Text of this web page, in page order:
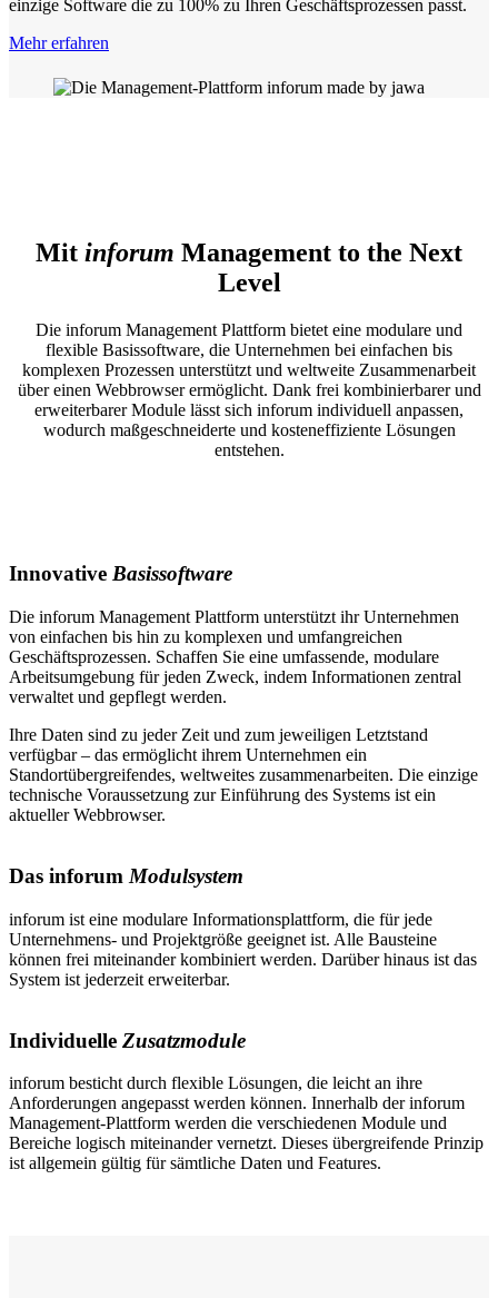
einzige Software die zu 100% zu Ihren Geschäftsprozessen passt.
Mehr erfahren
Mit inforum Management to the Next
Level
Die inforum Management Plattform bietet eine modulare und
flexible Basissoftware, die Unternehmen bei einfachen bis
komplexen Prozessen unterstützt und weltweite Zusammenarbeit
über einen Webbrowser ermöglicht. Dank frei kombinierbarer und
erweiterbarer Module lässt sich inforum individuell anpassen,
wodurch maßgeschneiderte und kosteneffiziente Lösungen
entstehen.
Innovative Basissoftware
Die inforum Management Plattform unterstützt ihr Unternehmen
von einfachen bis hin zu komplexen und umfangreichen
Geschäftsprozessen. Schaffen Sie eine umfassende, modulare
Arbeitsumgebung für jeden Zweck, indem Informationen zentral
verwaltet und gepflegt werden.
Ihre Daten sind zu jeder Zeit und zum jeweiligen Letztstand
verfügbar – das ermöglicht ihrem Unternehmen ein
Standortübergreifendes, weltweites zusammenarbeiten. Die einzige
technische Voraussetzung zur Einführung des Systems ist ein
aktueller Webbrowser.
Das inforum Modulsystem
inforum ist eine modulare Informationsplattform, die für jede
Unternehmens- und Projektgröße geeignet ist. Alle Bausteine
können frei miteinander kombiniert werden. Darüber hinaus ist das
System ist jederzeit erweiterbar.
Individuelle Zusatzmodule
inforum besticht durch flexible Lösungen, die leicht an ihre
Anforderungen angepasst werden können. Innerhalb der inforum
Management-Plattform werden die verschiedenen Module und
Bereiche logisch miteinander vernetzt. Dieses übergreifende Prinzip
ist allgemein gültig für sämtliche Daten und Features.